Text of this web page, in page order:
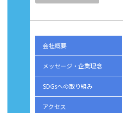
会社概要
メッセージ・企業理念
SDGsへの取り組み
アクセス